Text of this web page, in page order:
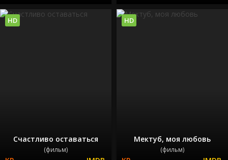
Счастливо оставаться
(фильм)
HD
Мектуб, моя любовь
(фильм)
HD